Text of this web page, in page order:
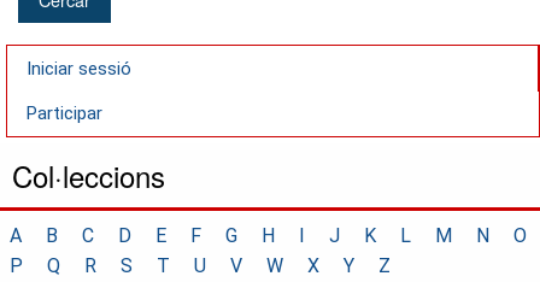
Iniciar sessió
Participar
Col·leccions
A B C D E F G H I J K L M N
O
P
Q R S T U V W X Y Z